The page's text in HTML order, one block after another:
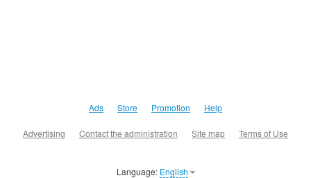
Ads Store Promotion Help
Advertising Contact the administration Site map Terms of Use
Language: English